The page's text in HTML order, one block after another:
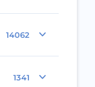
14062
1341